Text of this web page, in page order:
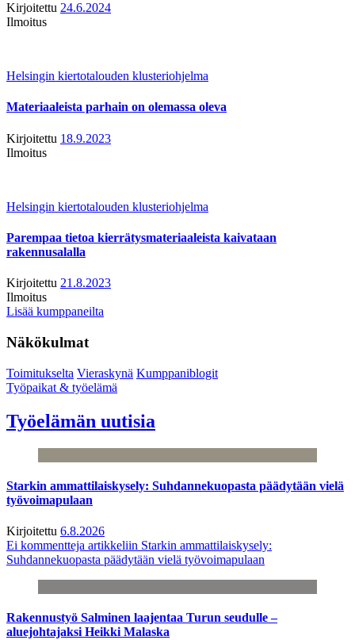
Kirjoitettu 24.6.2024
Ilmoitus
Helsingin kiertotalouden klusteriohjelma
Materiaaleista parhain on olemassa oleva
Kirjoitettu 18.9.2023
Ilmoitus
Helsingin kiertotalouden klusteriohjelma
Parempaa tietoa kierrätysmateriaaleista kaivataan
rakennusalalla
Kirjoitettu 21.8.2023
Ilmoitus
Lisää kumppaneilta
Näkökulmat
Toimitukselta Vieraskynä Kumppaniblogit
Työpaikat & työelämä
Työelämän uutisia
Starkin ammattilaiskysely: Suhdannekuopasta päädytään vielä
työvoimapulaan
Kirjoitettu 6.8.2026
Ei kommentteja artikkeliin Starkin ammattilaiskysely:
Suhdannekuopasta päädytään vielä työvoimapulaan
Rakennustyö Salminen laajentaa Turun seudulle –
aluejohtajaksi Heikki Malaska